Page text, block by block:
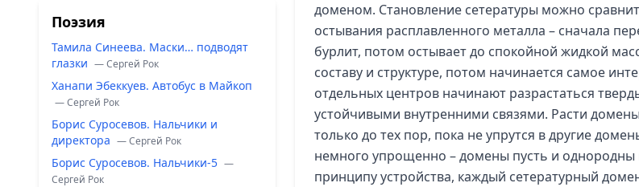
Поэзия
Тамила Синеева. Маски… подводят
глазки — Сергей Рок
Ханапи Эбеккуев. Автобус в Майкоп
— Сергей Рок
Борис Суросевов. Нальчики и
директора — Сергей Рок
Борис Суросевов. Нальчики-5 —
Сергей Рок
доменом. Становление сетературы можно
остывания расплавленного металла – сначала
бурлит, потом остывает до спокойной жидкой
составу и структуре, потом начинается самое
отдельных центров начинают разрастаться
устойчивыми внутренними связями. Расти
только до тех пор, пока не упрутся в другие
немного упрощенно – домены пусть и однородны
принципу устройства, каждый сетературный